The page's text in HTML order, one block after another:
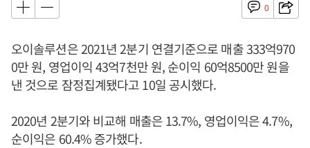
0
오이솔루션은 2021년 2분기 연결기준으로 매출 333억970
0만 원, 영업이익 43억7천만 원, 순이익 60억8500만 원을
낸 것으로 잠정집계됐다고 10일 공시했다.
2020년 2분기와 비교해 매출은 13.7%, 영업이익은 4.7%,
순이익은 60.4% 증가했다.